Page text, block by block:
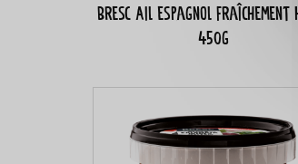
Bresc Ail espagnol fraîchement
450g